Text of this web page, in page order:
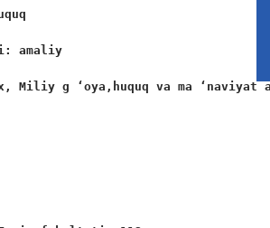
amaliy
Miliy g ‘oya,huquq va ma ‘naviyat